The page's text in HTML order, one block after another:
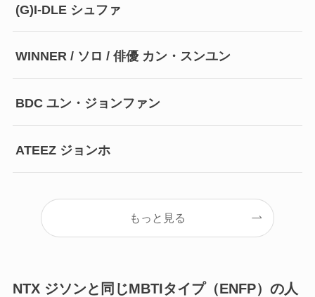
(G)I-DLE シュファ
WINNER / ソロ / 俳優 カン・スンユン
BDC ユン・ジョンファン
ATEEZ ジョンホ
もっと見る
NTX ジソンと同じMBTIタイプ（ENFP）の人